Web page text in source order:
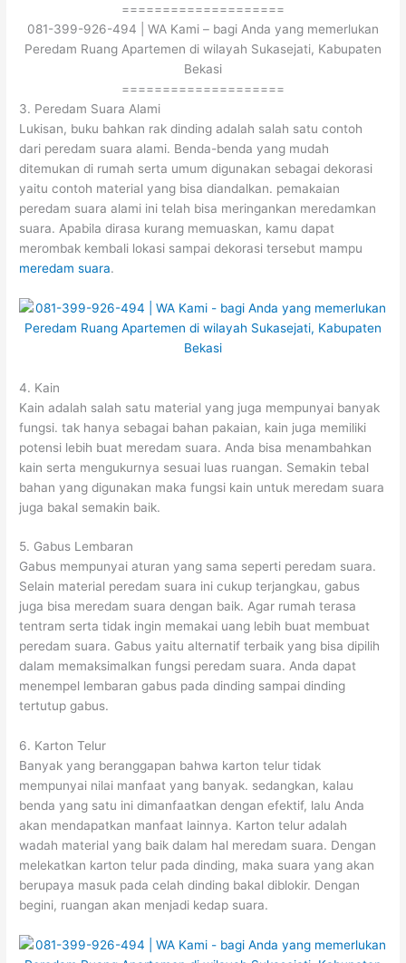
====================
081-399-926-494 | WA Kami – bagi Anda yang memerlukan
Peredam Ruang Apartemen di wilayah Sukasejati, Kabupaten
Bekasi
====================
3. Peredam Suara Alami
Lukisan, buku bahkan rak dinding adalah salah satu contoh
dari peredam suara alami. Benda-benda yang mudah
ditemukan di rumah serta umum digunakan sebagai dekorasi
yaitu contoh material yang bisa diandalkan. pemakaian
peredam suara alami ini telah bisa meringankan meredamkan
suara. Apabila dirasa kurang memuaskan, kamu dapat
merombak kembali lokasi sampai dekorasi tersebut mampu
meredam suara.
4. Kain
Kain adalah salah satu material yang juga mempunyai banyak
fungsi. tak hanya sebagai bahan pakaian, kain juga memiliki
potensi lebih buat meredam suara. Anda bisa menambahkan
kain serta mengukurnya sesuai luas ruangan. Semakin tebal
bahan yang digunakan maka fungsi kain untuk meredam suara
juga bakal semakin baik.
5. Gabus Lembaran
Gabus mempunyai aturan yang sama seperti peredam suara.
Selain material peredam suara ini cukup terjangkau, gabus
juga bisa meredam suara dengan baik. Agar rumah terasa
tentram serta tidak ingin memakai uang lebih buat membuat
peredam suara. Gabus yaitu alternatif terbaik yang bisa dipilih
dalam memaksimalkan fungsi peredam suara. Anda dapat
menempel lembaran gabus pada dinding sampai dinding
tertutup gabus.
6. Karton Telur
Banyak yang beranggapan bahwa karton telur tidak
mempunyai nilai manfaat yang banyak. sedangkan, kalau
benda yang satu ini dimanfaatkan dengan efektif, lalu Anda
akan mendapatkan manfaat lainnya. Karton telur adalah
wadah material yang baik dalam hal meredam suara. Dengan
melekatkan karton telur pada dinding, maka suara yang akan
berupaya masuk pada celah dinding bakal diblokir. Dengan
begini, ruangan akan menjadi kedap suara.